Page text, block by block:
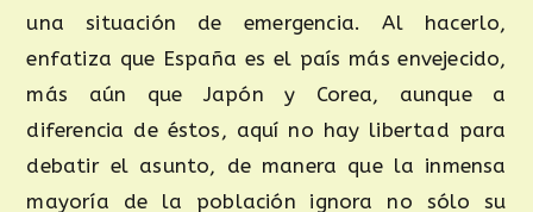
una situación de emergencia. Al hacerlo,
enfatiza que España es el país más envejecido,
más aún que Japón y Corea, aunque a
diferencia de éstos, aquí no hay libertad para
debatir el asunto, de manera que la inmensa
mayoría de la población ignora no sólo su